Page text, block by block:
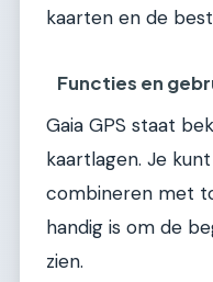
kaarten en de
Functies en
Gaia GPS staat
kaartlagen. Je
combineren met
handig is om de
zien.